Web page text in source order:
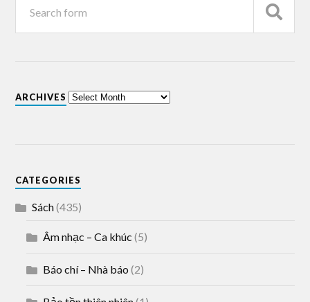
ARCHIVES
CATEGORIES
Sách(435)
Âm nhạc – Ca khúc (5)
Báo chí – Nhà báo (2)